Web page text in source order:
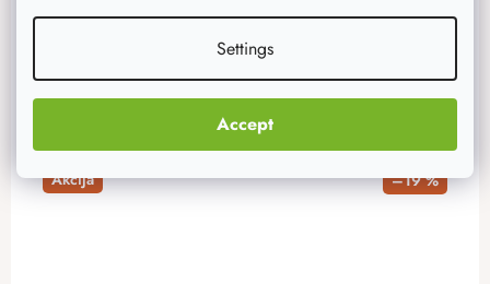
Settings
Accept
Akcija –19 %